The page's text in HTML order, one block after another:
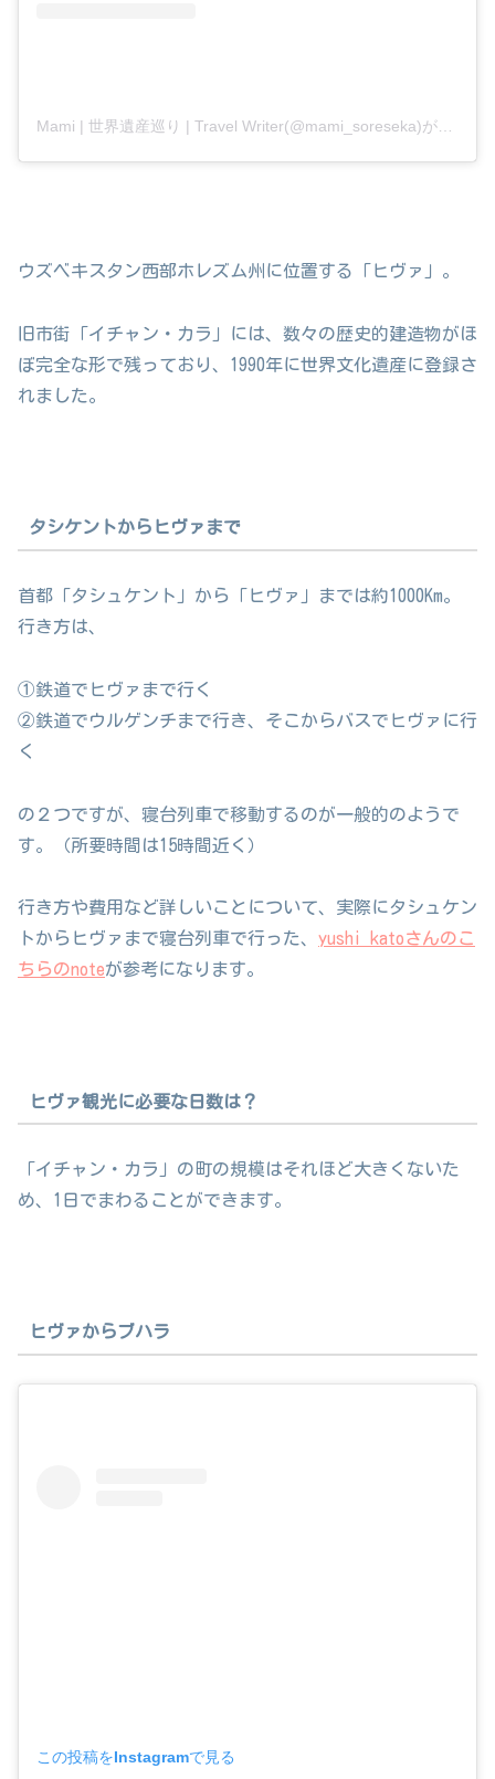
ウズベキスタン西部ホレズム州に位置する「ヒヴァ」。
旧市街「イチャン・カラ」には、数々の歴史的建造物がほ
ぼ完全な形で残っており、1990年に世界文化遺産に登録さ
れました。
タシケントからヒヴァまで
首都「タシュケント」から「ヒヴァ」までは約1000Km。
行き方は、
①鉄道でヒヴァまで行く
②鉄道でウルゲンチまで行き、そこからバスでヒヴァに行
く
の２つですが、寝台列車で移動するのが一般的のようで
す。（所要時間は15時間近く）
行き方や費用など詳しいことについて、実際にタシュケン
トからヒヴァまで寝台列車で行った、 yushi katoさんのこ
ちらのnoteが参考になります。
ヒヴァ観光に必要な日数は？
「イチャン・カラ」の町の規模はそれほど大きくないた
め、1日でまわることができます。
ヒヴァからブハラ
この投稿をInstagramで見る